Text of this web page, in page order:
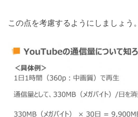
この点を考慮するようにしましょう。